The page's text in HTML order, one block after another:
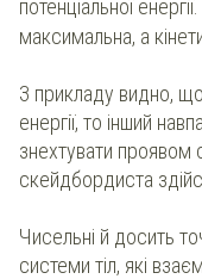
потенціальної
максимальна, а
З прикладу видно,
енергії, то інший
знехтувати проявом
скейдбордиста
Чисельні й досить
системи тіл, які вз